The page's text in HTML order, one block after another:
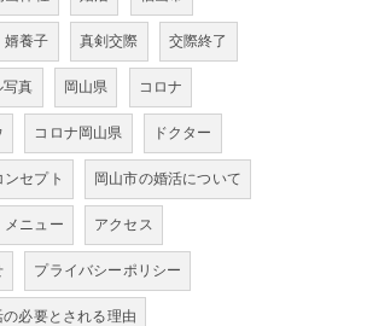
婿養子 真剣交際 交際終了
写真 岡山県 コロナ
コロナ岡山県 ドクター
ンセプト 岡山市の婚活について
メニュー アクセス
プライバシーポリシー
の必要とされる理由